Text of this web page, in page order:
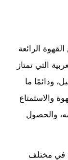
الرائعة
التي تمتاز
ودائمًا ما
والاستمتاع
والحصول
في مختلف